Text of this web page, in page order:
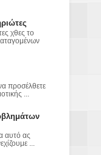
χθες το
προσέλθετε
...
αυτό ας
...